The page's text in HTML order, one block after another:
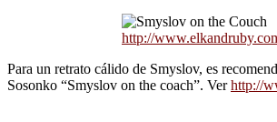
http://
Para un retrato cálido de Smyslov, es
Sosonko “Smyslov on the coach”. Verhttp://